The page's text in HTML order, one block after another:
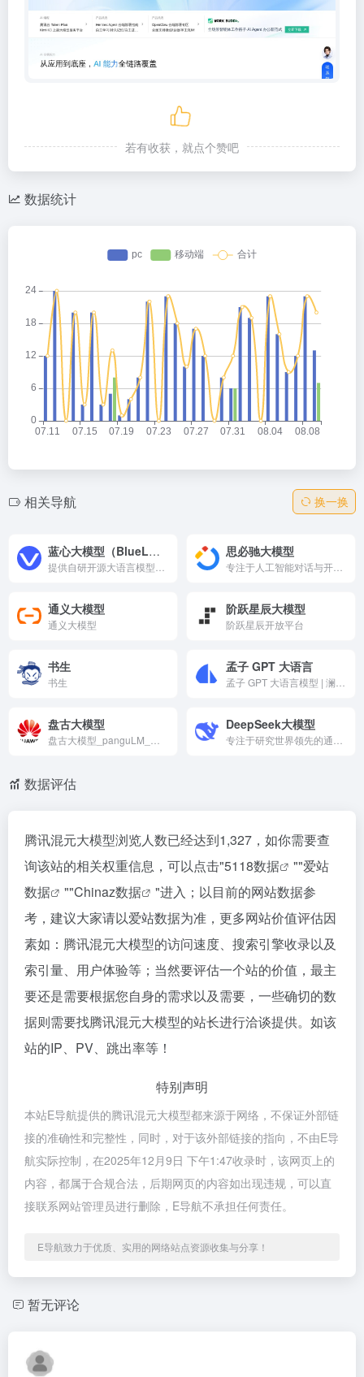
若有收获，就点个赞吧
数据统计
相关导航 换一换
蓝心大模型（BlueLM） 思必驰大模型
通义大模型
通义大模型
阶跃星辰大模型
阶跃星辰开放平台
书生
书生
孟子 GPT 大语言
盘古大模型 DeepSeek大模型
数据评估
腾讯混元大模型浏览人数已经达到1,327，如你需要查
询该站的相关权重信息，可以点击"5118数据 ""爱站
数据
""Chinaz数据
"进入；以目前的网站数据参
考，建议大家请以爱站数据为准，更多网站价值评估因
素如：腾讯混元大模型的访问速度、搜索引擎收录以及
索引量、用户体验等；当然要评估一个站的价值，最主
要还是需要根据您自身的需求以及需要，一些确切的数
据则需要找腾讯混元大模型的站长进行洽谈提供。如该
站的IP、PV、跳出率等！
特别声明
本站E导航提供的腾讯混元大模型都来源于网络，不保证外部链
接的准确性和完整性，同时，对于该外部链接的指向，不由E导
航实际控制，在2025年12月9日 下午1:47收录时，该网页上的
内容，都属于合规合法，后期网页的内容如出现违规，可以直
接联系网站管理员进行删除，E导航不承担任何责任。
E导航致力于优质、实用的网络站点资源收集与分享！
暂无评论